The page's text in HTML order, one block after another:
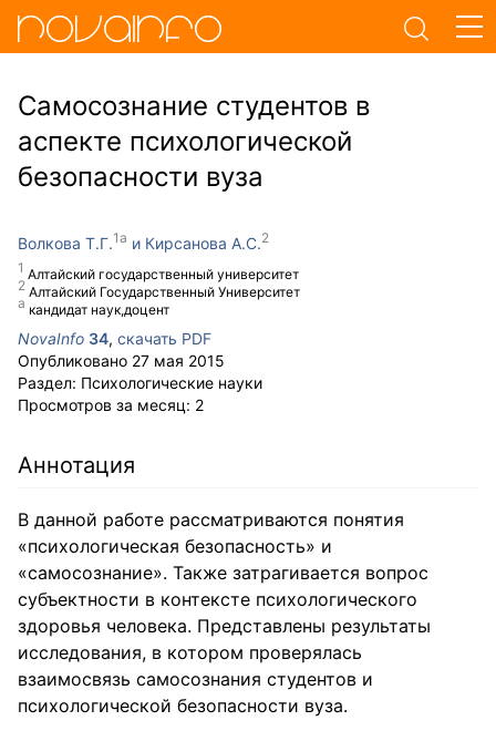
Самосознание студентов в
аспекте психологической
безопасности вуза
Волкова Т.Г.
Алтайский государственный университет
кандидат наук,доцент
Кирсанова А.С.
Алтайский Государственный Университет
NovaInfo 34, скачать PDF
Опубликовано 27 мая 2015
Раздел: Психологические науки
Просмотров за месяц: 2
Аннотация
В данной работе рассматриваются понятия
«психологическая безопасность» и
«самосознание». Также затрагивается вопрос
субъектности в контексте психологического
здоровья человека. Представлены результаты
исследования, в котором проверялась
взаимосвязь самосознания студентов и
психологической безопасности вуза.